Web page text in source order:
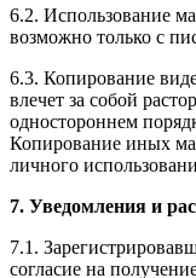
6.2. Использование
возможно только с
6.3. Копирование
влечет за собой
одностороннем
Копирование иных
личного
7. Уведомления и
7.1.
согласие на